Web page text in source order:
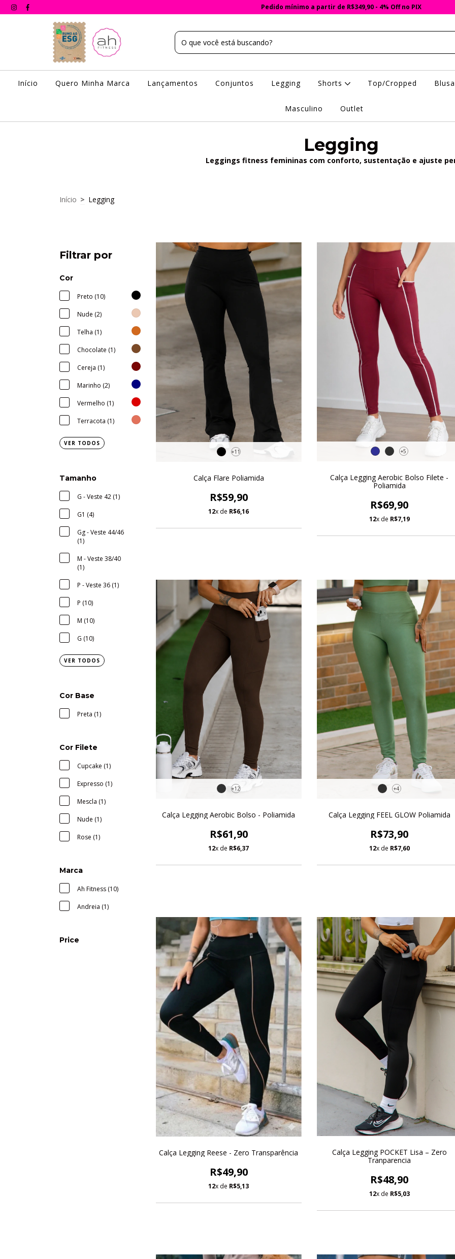
Pedido mínimo a partir de R$349,90 - 4% Off no PIX
Início Quero Minha Marca Lançamentos Conjuntos Legging Shorts Top/Cropped
Masculino Outlet
Legging
Leggings fitness femininas com conforto, sustentação e ajuste
Início > Legging
Filtrar por
Cor
Preto (10)
Nude (2)
Telha (1)
Chocolate (1)
Cereja (1)
Marinho (2)
Vermelho (1)
Terracota (1)
VER TODOS
Tamanho
G - Veste 42 (1)
G1 (4)
Gg - Veste 44/46
(1)
M - Veste 38/40
(1)
P - Veste 36 (1)
P (10)
M (10)
G (10)
VER TODOS
Cor Base
Preta (1)
Cor Filete
Cupcake (1)
Expresso (1)
Mescla (1)
Nude (1)
Rose (1)
Marca
Ah Fitness (10)
Andreia (1)
Price
+11
Calça Flare Poliamida
R$59,90
12x de R$6,16
+5
Calça Legging Aerobic Bolso Filete -
Poliamida
R$69,90
12x de R$7,19
+12
Calça Legging Aerobic Bolso - Poliamida
R$61,90
12x de R$6,37
+4
Calça Legging FEEL GLOW Poliamida
R$73,90
12x de R$7,60
Calça Legging Reese - Zero Transparência
R$49,90
12x de R$5,13
Calça Legging POCKET Lisa – Zero
Tranparencia
R$48,90
12x de R$5,03